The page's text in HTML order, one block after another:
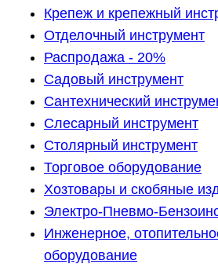
Крепеж и крепежный
Отделочный инструмент
Распродажа - 20%
Садовый инструмент
Сантехнический
Слесарный инструмент
Столярный инструмент
Торговое оборудование
Хозтовары и скобяные
Электро-Пневмо-
Инженерное,
оборудование